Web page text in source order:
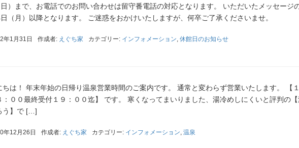
）まで、お電話でのお問い合わせは留守番電話の対応となります。 いただいたメッセージ
（月）以降となります。 ご迷惑をおかけいたしますが、何卒ご了承くださいませ。
年1月31日 作成者: えぐち家 カテゴリー: インフォメーション, 休館日のお知らせ
ちは！ 年末年始の日帰り温泉営業時間のご案内です。 通常と変わらず営業いたします。 【１
：００最終受付１９：００迄】 です。 寒くなってまいりました、湯冷めしにくいと評判の【
う】で […]
年12月26日 作成者: えぐち家 カテゴリー: インフォメーション, 温泉